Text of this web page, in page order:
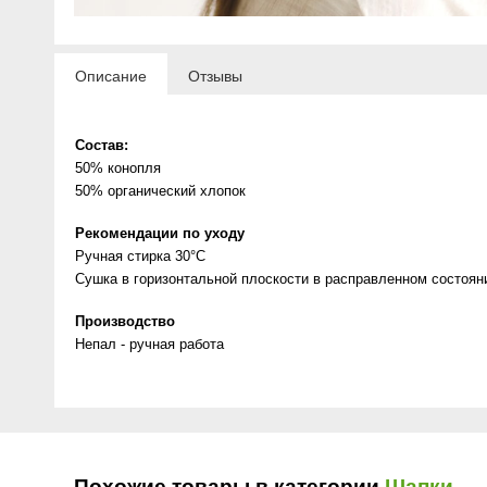
Описание Отзывы
Состав:
50% конопля
50% органический хлопок
Рекомендации по уходу
Ручная стирка 30°C
Сушка в горизонтальной плоскости в расправленном
Производство
Непал - ручная работа